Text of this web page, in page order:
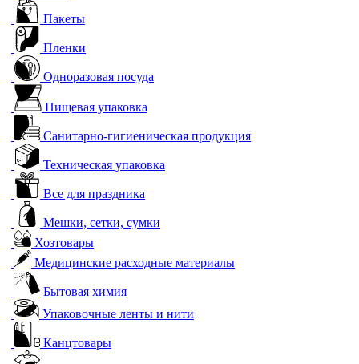
Пакеты
Пленки
Одноразовая посуда
Пищевая упаковка
Санитарно-гигиеническая продукция
Техническая упаковка
Все для праздника
Мешки, сетки, сумки
Хозтовары
Медицинские расходные материалы
Бытовая химия
Упаковочные ленты и нити
Канцтовары